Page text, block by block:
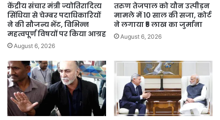
केंद्रीय संचार मंत्री ज्योतिरादित्य
सिंधिया से चेम्बर पदाधिकारियों
ने की सौजन्य भेंट, विभिन्न
महत्वपूर्ण विषयों पर किया आग्रह
August 6, 2026
तरुण तेजपाल को यौन उत्पीड़न
मामले में 10 साल की सजा, कोर्ट
ने लगाया ₹5 लाख का जुर्माना
August 6, 2026